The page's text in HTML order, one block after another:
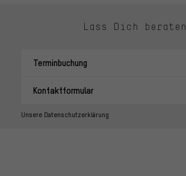
Lass Dich beraten
Terminbuchung
Kontaktformular
Unsere Datenschutzerklärung